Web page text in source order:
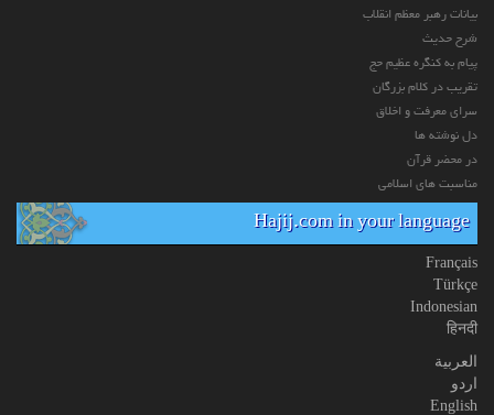
بیانات رهبر معظم انقلاب
شرح حدیث
پیام به کنگره عظیم حج
تقریب در کلام بزرگان
سرای معرفت و اخلاق
دل نوشته ها
در محضر قرآن
مناسبت های اسلامی
Hajij.com in your language
Français
Türkçe
Indonesian
हिनदी
العربیة
اردو
English